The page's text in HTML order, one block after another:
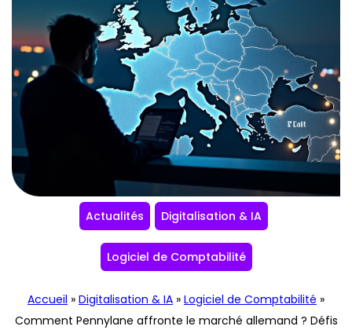
Actualités Digitalisation & IA
Logiciel de Comptabilité
Accueil » Digitalisation & IA » Logiciel de Comptabilité »
Comment Pennylane affronte le marché allemand ? Défis